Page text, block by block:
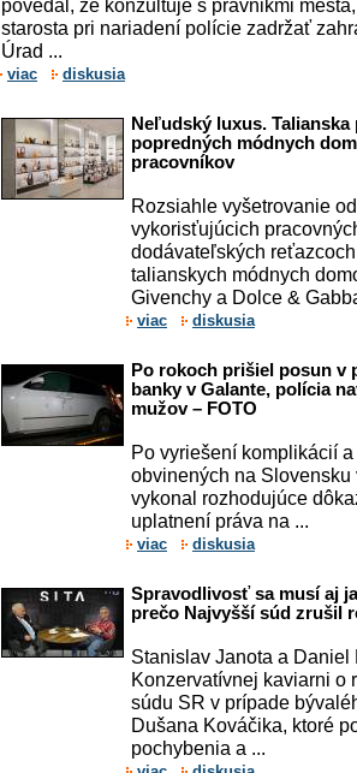
povedal, že konzultuje s právnikmi
starosta pri nariadení polície zadržať
Úrad ...
viac diskusia
Neľudský luxus.
popredných módnych
pracovníkov
Rozsiahle vyšetrovanie
vykorisťujúcich
dodávateľských
talianskych módnych
Givenchy a Dolce &
viac diskusia
Po rokoch prišiel posun v
banky v Galante, polícia
mužov – FOTO
Po vyriešení komplikácií
obvinených na
vykonal rozhodujúce
uplatnení práva na ...
viac diskusia
Spravodlivosť sa musí aj
prečo Najvyšší súd zrušil
Stanislav Janota a Daniel
Konzervatívnej kaviarni o
súdu SR v prípade
Dušana Kováčika, ktoré
pochybenia a ...